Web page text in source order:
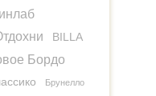
BILLA
Бордо
Брунелло